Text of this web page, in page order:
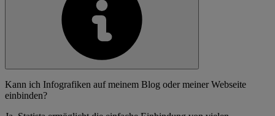
Kann ich Infografiken auf meinem Blog oder meiner Webseite
einbinden?